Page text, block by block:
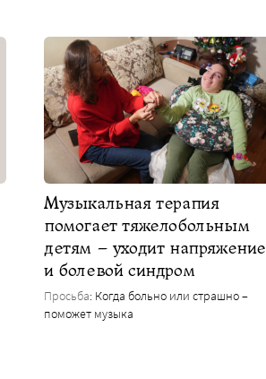
Музыкальная терапия
помогает тяжелобольным
детям – уходит напряжение
и болевой синдром
Просьба: Когда больно или страшно –
поможет музыка